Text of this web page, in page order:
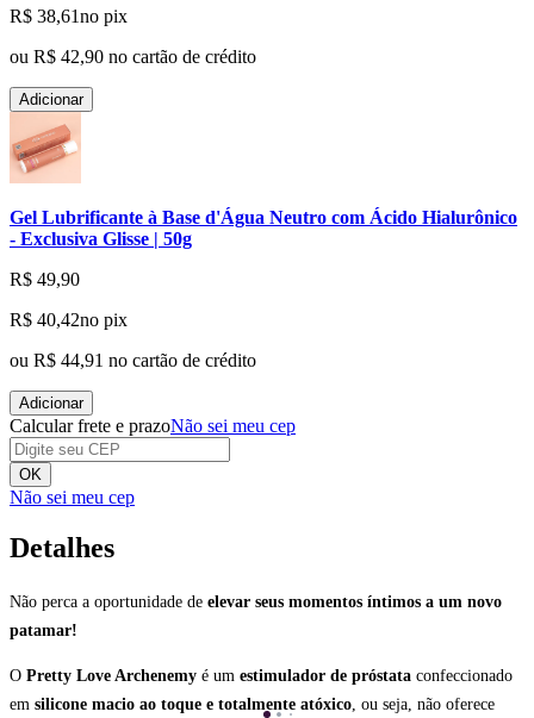
R$ 38,61no pix
ou R$ 42,90 no cartão de crédito
Adicionar
Gel Lubrificante à Base d'Água Neutro com Ácido Hialurônico
- Exclusiva Glisse | 50g
R$ 49,90
R$ 40,42no pix
ou R$ 44,91 no cartão de crédito
Adicionar
Calcular frete e prazoNão sei meu cep
OK
Não sei meu cep
Detalhes
Não perca a oportunidade de elevar seus momentos íntimos a um novo
patamar!
O Pretty Love Archenemy é um estimulador de próstata confeccionado
em silicone macio ao toque e totalmente atóxico, ou seja, não oferece